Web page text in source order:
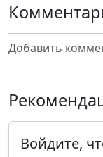
Добавить
Войдите,